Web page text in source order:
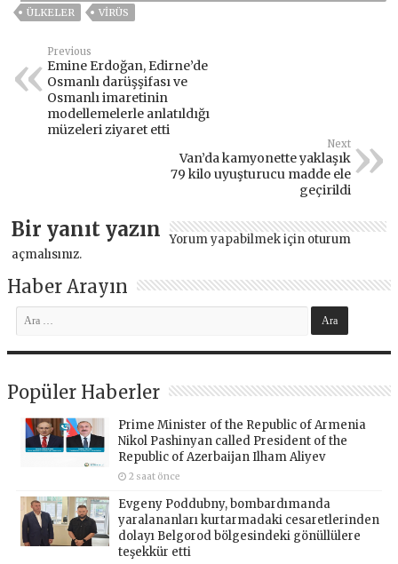
ÜLKELER
VIRÜS
Previous
Emine Erdoğan, Edirne’de
Osmanlı darüşşifası ve
Osmanlı imaretinin
modellemelerle anlatıldığı
müzeleri ziyaret etti
Next
Van’da kamyonette yaklaşık
79 kilo uyuşturucu madde ele
geçirildi
Bir yanıt yazın Yorum yapabilmek için oturum
açmalısınız.
Haber Arayın
Popüler Haberler
Prime Minister of the Republic of Armenia
Nikol Pashinyan called President of the
Republic of Azerbaijan Ilham Aliyev
2 saat önce
Evgeny Poddubny, bombardımanda
yaralananları kurtarmadaki cesaretlerinden
dolayı Belgorod bölgesindeki gönüllülere
teşekkür etti